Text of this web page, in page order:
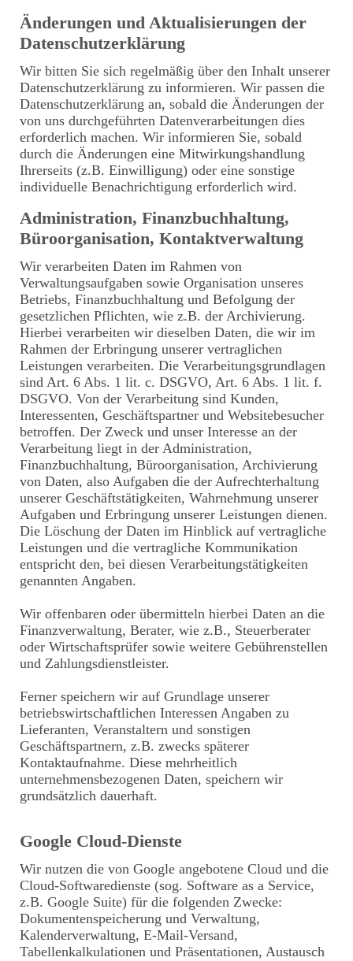
Änderungen und Aktualisierungen der
Datenschutzerklärung
Wir bitten Sie sich regelmäßig über den Inhalt unserer
Datenschutzerklärung zu informieren. Wir passen die
Datenschutzerklärung an, sobald die Änderungen der
von uns durchgeführten Datenverarbeitungen dies
erforderlich machen. Wir informieren Sie, sobald
durch die Änderungen eine Mitwirkungshandlung
Ihrerseits (z.B. Einwilligung) oder eine sonstige
individuelle Benachrichtigung erforderlich wird.
Administration, Finanzbuchhaltung,
Büroorganisation, Kontaktverwaltung
Wir verarbeiten Daten im Rahmen von
Verwaltungsaufgaben sowie Organisation unseres
Betriebs, Finanzbuchhaltung und Befolgung der
gesetzlichen Pflichten, wie z.B. der Archivierung.
Hierbei verarbeiten wir dieselben Daten, die wir im
Rahmen der Erbringung unserer vertraglichen
Leistungen verarbeiten. Die Verarbeitungsgrundlagen
sind Art. 6 Abs. 1 lit. c. DSGVO, Art. 6 Abs. 1 lit. f.
DSGVO. Von der Verarbeitung sind Kunden,
Interessenten, Geschäftspartner und Websitebesucher
betroffen. Der Zweck und unser Interesse an der
Verarbeitung liegt in der Administration,
Finanzbuchhaltung, Büroorganisation, Archivierung
von Daten, also Aufgaben die der Aufrechterhaltung
unserer Geschäftstätigkeiten, Wahrnehmung unserer
Aufgaben und Erbringung unserer Leistungen dienen.
Die Löschung der Daten im Hinblick auf vertragliche
Leistungen und die vertragliche Kommunikation
entspricht den, bei diesen Verarbeitungstätigkeiten
genannten Angaben.
Wir offenbaren oder übermitteln hierbei Daten an die
Finanzverwaltung, Berater, wie z.B., Steuerberater
oder Wirtschaftsprüfer sowie weitere Gebührenstellen
und Zahlungsdienstleister.
Ferner speichern wir auf Grundlage unserer
betriebswirtschaftlichen Interessen Angaben zu
Lieferanten, Veranstaltern und sonstigen
Geschäftspartnern, z.B. zwecks späterer
Kontaktaufnahme. Diese mehrheitlich
unternehmensbezogenen Daten, speichern wir
grundsätzlich dauerhaft.
Google Cloud-Dienste
Wir nutzen die von Google angebotene Cloud und die
Cloud-Softwaredienste (sog. Software as a Service,
z.B. Google Suite) für die folgenden Zwecke:
Dokumentenspeicherung und Verwaltung,
Kalenderverwaltung, E-Mail-Versand,
Tabellenkalkulationen und Präsentationen, Austausch